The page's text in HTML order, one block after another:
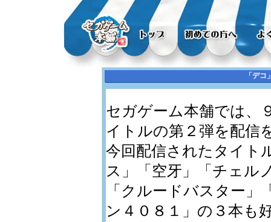
「デ
セガゲーム本舗では、
イトルの第２弾を配信
今回配信されたタイト
ス」「空牙」「チェル
「クルードバスター
ン４０８１」の３本も